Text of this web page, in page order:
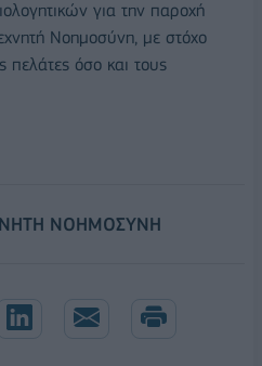
για την παροχή
Νοημοσύνη, με στόχο
όσο και τους
ΝΟΗΜΟΣΥΝΗ